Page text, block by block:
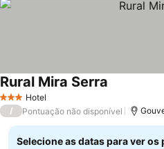
3 EstrelasHotel
Rural Mira Serra
/ Pontuação não disponível
Selecione as datas para ver os